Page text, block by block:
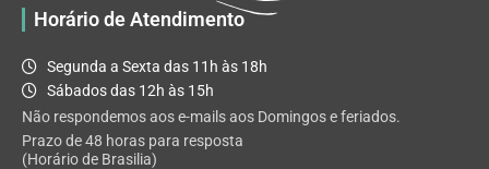
Horário de Atendimento
Segunda a Sexta das 11h às 18h
Sábados das 12h às 15h
Não respondemos aos e-mails aos Domingos e feriados.
Prazo de 48 horas para resposta
(Horário de Brasilia)